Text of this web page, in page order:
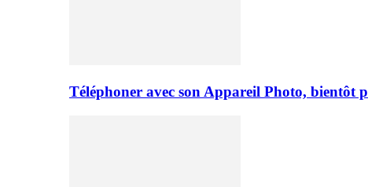
Téléphoner avec son Appareil Photo, bientôt